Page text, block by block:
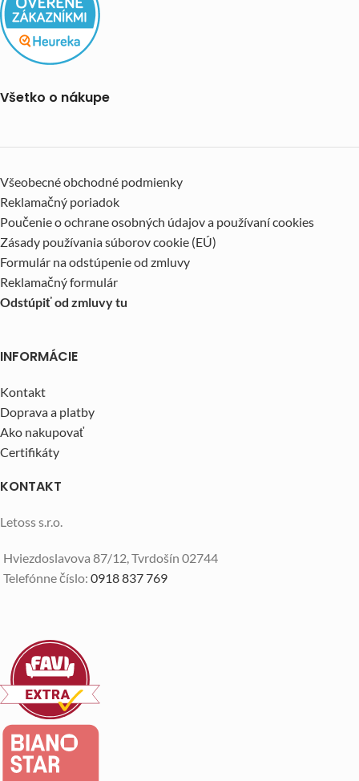
Všetko o nákupe
Všeobecné obchodné podmienky
Reklamačný poriadok
Poučenie o ochrane osobných údajov a používaní cookies
Zásady používania súborov cookie (EÚ)
Formulár na odstúpenie od zmluvy
Reklamačný formulár
Odstúpiť od zmluvy tu
INFORMÁCIE
Kontakt
Doprava a platby
Ako nakupovať
Certifikáty
KONTAKT
Letoss s.r.o.
Hviezdoslavova 87/12, Tvrdošín 02744
Telefónne číslo: 0918 837 769